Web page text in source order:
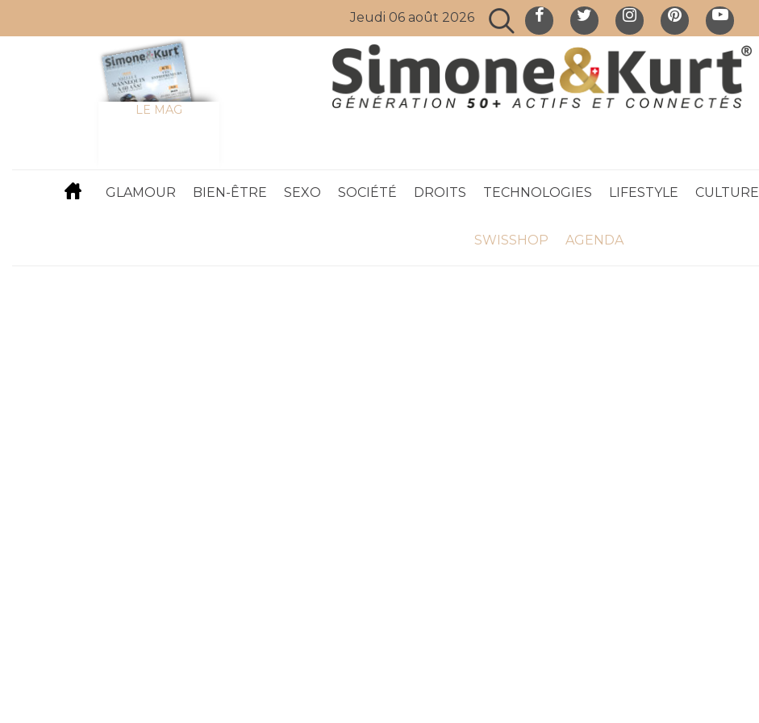
Jeudi 06 août 2026
LE MAG
GLAMOUR BIEN-ÊTRE SEXO SOCIÉTÉ DROITS TECHNOLOGIES LIFESTYLE CULTURE
SWISSHOP AGENDA